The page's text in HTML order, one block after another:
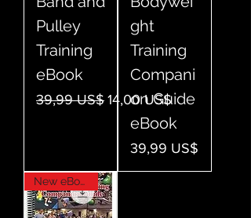
Pulley
Training
eBook
Precio
39,99 US$ Precio de oferta
14,00 US$
ght
Training
Compani
on Guide
eBook
Precio
39,99 US$
New eBook